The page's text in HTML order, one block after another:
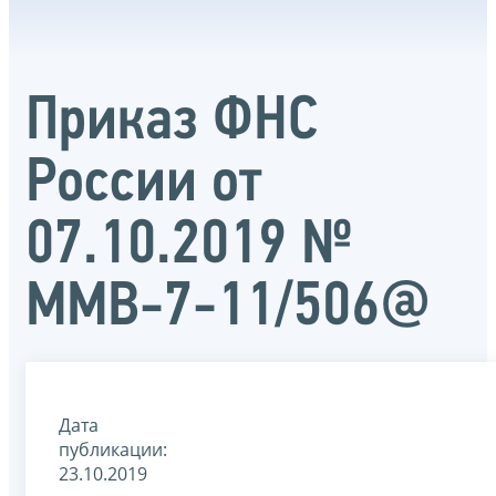
Приказ ФНС
России от
07.10.2019 №
ММВ-7-11/506@
Дата
публикации:
23.10.2019